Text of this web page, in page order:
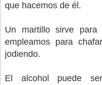
que hacemos de él.
Un martillo sirve
empleamos para
jodiendo.
El alcohol puede